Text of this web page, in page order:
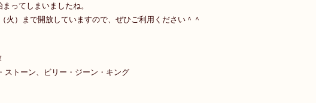
ってしまいましたね。
火）まで開放していますので、ぜひご利用ください＾＾
トーン、ビリー・ジーン・キング